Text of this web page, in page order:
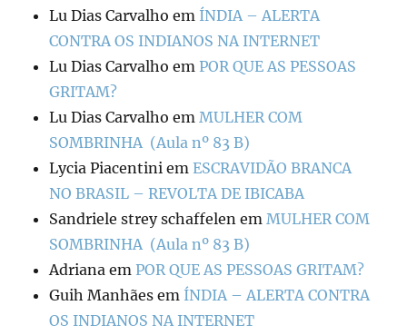
Lu Dias Carvalho em ÍNDIA – ALERTA
CONTRA OS INDIANOS NA INTERNET
Lu Dias Carvalho em POR QUE AS PESSOAS
GRITAM?
Lu Dias Carvalho em MULHER COM
SOMBRINHA (Aula nº 83 B)
Lycia Piacentini emESCRAVIDÃO BRANCA
NO BRASIL – REVOLTA DE IBICABA
Sandriele strey schaffelen em MULHER COM
SOMBRINHA (Aula nº 83 B)
Adriana em POR QUE AS PESSOAS GRITAM?
Guih Manhães em ÍNDIA – ALERTA CONTRA
OS INDIANOS NA INTERNET